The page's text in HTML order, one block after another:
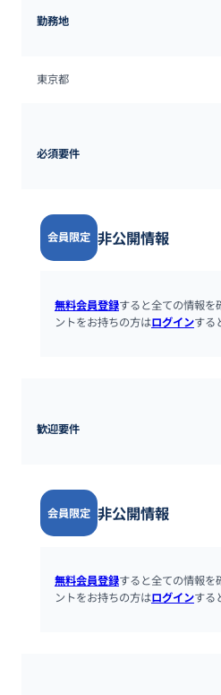
勤務地
東京都
必須要件
会員限定 非公開情報
無料会員登録すると全ての情報を
ントをお持ちの方はログインする
歓迎要件
会員限定 非公開情報
無料会員登録すると全ての情報を
ントをお持ちの方はログインする